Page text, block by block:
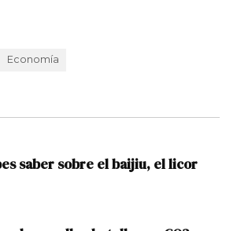
Economía
saber sobre el baijiu, el licor